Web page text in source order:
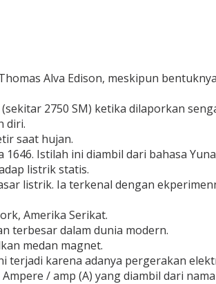
Alva Edison, meskipun
2750 SM) ketika dilaporkan
diri.
saat hujan.
Istilah ini diambil dari bahasa
listrik statis.
listrik. Ia terkenal dengan
Amerika Serikat.
terbesar dalam dunia modern.
medan magnet.
terjadi karena adanya pergerakan
/ amp (A) yang diambil dari